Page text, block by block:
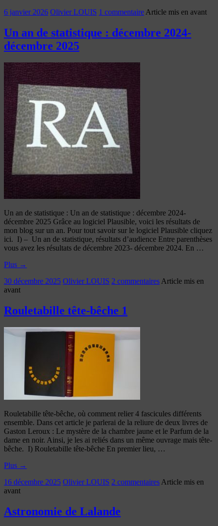
6 janvier 2026 Olivier LOUIS 1 commentaire Article mis en avant
Un an de statistique : décembre 2024-
décembre 2025
Un an de statistique : Un an de statistique : décembre 2024-
décembre 2025 Grâce au logiciel Plausible, voici les résultats de
mon blog sur un an. Pour tout savoir sur le logiciel Plausible cliquez
ici. I) – Un an de statistique, résultats d’audience Entre parenthèses
vous avez les résultats de décembre 2023- décembre 2024. En …
Plus →
30 décembre 2025 Olivier LOUIS 2 commentaires Article mis en
avant
Rouletabille tête-bêche 1
Rouletabille tête-bêche, où comment relier 4 fascicules différents
ensemble. Dans cet article je parlerai de la reliure de deux livres de
Gaston Leroux : Le mystère de la chambre jaune et le Parfum de la
dame en noir. Ainsi, je les ai reliés dans un même ouvrage mais tête-
bêche. I) Rouletabille tête-bêche En premier lieu, …
Plus →
16 décembre 2025 Olivier LOUIS 2 commentaires Article mis en
avant
Astronomie de Lalande